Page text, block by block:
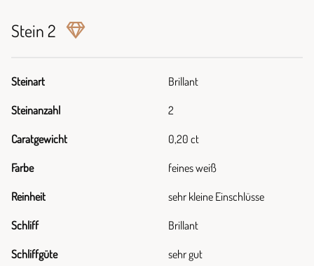
Stein 2
Steinart Brillant
Steinanzahl 2
Caratgewicht 0,20 ct
Farbe feines weiß
Reinheit sehr kleine Einschlüsse
Schliff Brillant
Schliffgüte sehr gut